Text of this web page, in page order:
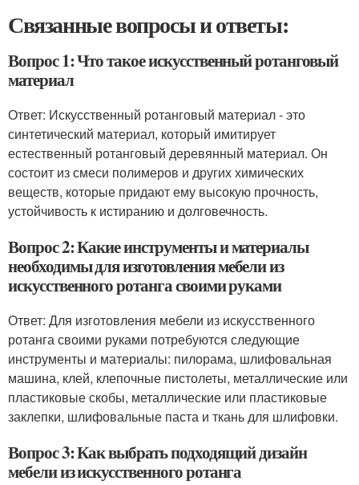
Связанные вопросы и ответы:
Вопрос 1: Что такое искусственный ротанговый
материал
Ответ: Искусственный ротанговый материал - это
синтетический материал, который имитирует
естественный ротанговый деревянный материал. Он
состоит из смеси полимеров и других химических
веществ, которые придают ему высокую прочность,
устойчивость к истиранию и долговечность.
Вопрос 2: Какие инструменты и материалы
необходимы для изготовления мебели из
искусственного ротанга своими руками
Ответ: Для изготовления мебели из искусственного
ротанга своими руками потребуются следующие
инструменты и материалы: пилорама, шлифовальная
машина, клей, клепочные пистолеты, металлические или
пластиковые скобы, металлические или пластиковые
заклепки, шлифовальные паста и ткань для шлифовки.
Вопрос 3: Как выбрать подходящий дизайн
мебели из искусственного ротанга